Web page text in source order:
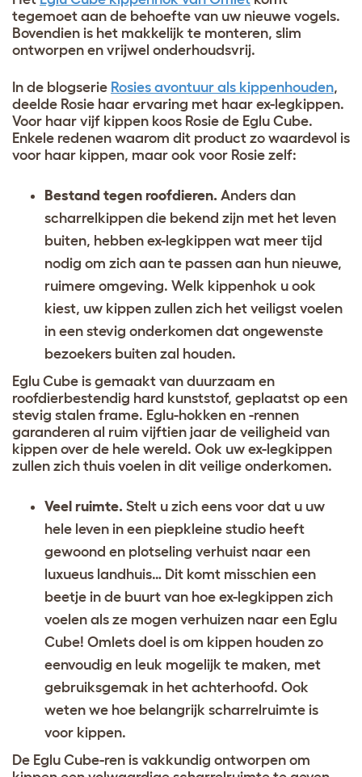
tegemoet aan de behoefte van uw nieuwe vogels.
Bovendien is het makkelijk te monteren, slim
ontworpen en vrijwel onderhoudsvrij.
In de blogserie Rosies avontuur als kippenhouden,
deelde Rosie haar ervaring met haar ex-legkippen.
Voor haar vijf kippen koos Rosie de Eglu Cube.
Enkele redenen waarom dit product zo waardevol is
voor haar kippen, maar ook voor Rosie zelf:
Bestand tegen roofdieren. Anders dan
scharrelkippen die bekend zijn met het leven
buiten, hebben ex-legkippen wat meer tijd
nodig om zich aan te passen aan hun nieuwe,
ruimere omgeving. Welk kippenhok u ook
kiest, uw kippen zullen zich het veiligst voelen
in een stevig onderkomen dat ongewenste
bezoekers buiten zal houden.
Eglu Cube is gemaakt van duurzaam en
roofdierbestendig hard kunststof, geplaatst op een
stevig stalen frame. Eglu-hokken en -rennen
garanderen al ruim vijftien jaar de veiligheid van
kippen over de hele wereld. Ook uw ex-legkippen
zullen zich thuis voelen in dit veilige onderkomen.
Veel ruimte. Stelt u zich eens voor dat u uw
hele leven in een piepkleine studio heeft
gewoond en plotseling verhuist naar een
luxueus landhuis… Dit komt misschien een
beetje in de buurt van hoe ex-legkippen zich
voelen als ze mogen verhuizen naar een Eglu
Cube! Omlets doel is om kippen houden zo
eenvoudig en leuk mogelijk te maken, met
gebruiksgemak in het achterhoofd. Ook
weten we hoe belangrijk scharrelruimte is
voor kippen.
De Eglu Cube-ren is vakkundig ontworpen om